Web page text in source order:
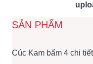
SẢN PHẨM
Cúc Kam bấm 4 chi